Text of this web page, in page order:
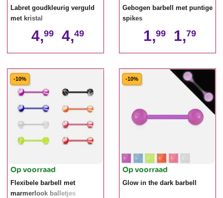
Labret goudkleurig verguld
met kristal
4,99 4,49
Gebogen barbell met puntige
spikes
1,99 1,79
-10%
Op voorraad
Flexibele barbell met
marmerlook balletjes
-10%
Op voorraad
Glow in the dark barbell